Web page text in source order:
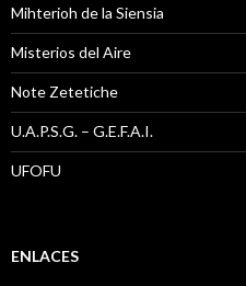
Mihterioh de la Siensia
Misterios del Aire
Note Zetetiche
U.A.P.S.G. – G.E.F.A.I.
UFOFU
ENLACES